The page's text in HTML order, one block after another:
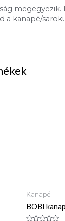
megegyezik.
a kanapé/
Kanapé
BOBI